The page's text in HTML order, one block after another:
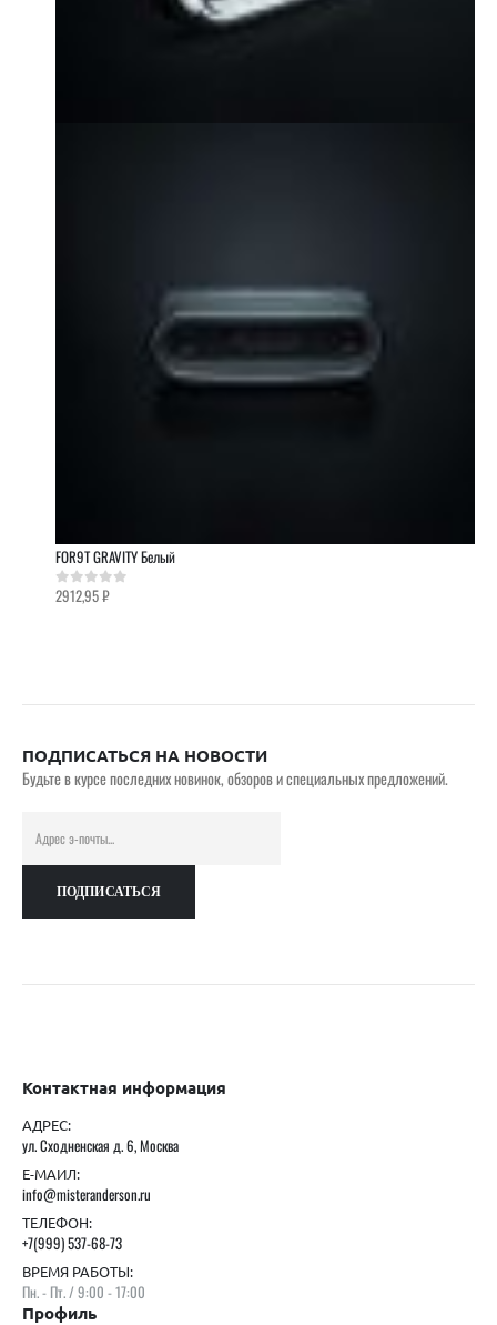
FOR9T GRAVITY Белый
0out of 5
2912,95₽
ПОДПИСАТЬСЯ НА НОВОСТИ
Будьте в курсе последних новинок, обзоров и специальных предложений.
Контактная информация
АДРЕС:
ул. Сходненская д. 6, Москва
Е-МАИЛ:
info@misteranderson.ru
ТЕЛЕФОН:
+7(999) 537-68-73
ВРЕМЯ РАБОТЫ:
Пн. - Пт. / 9:00 - 17:00
Профиль